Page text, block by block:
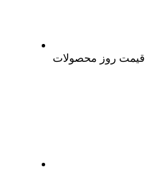
قیمت روز محصولات